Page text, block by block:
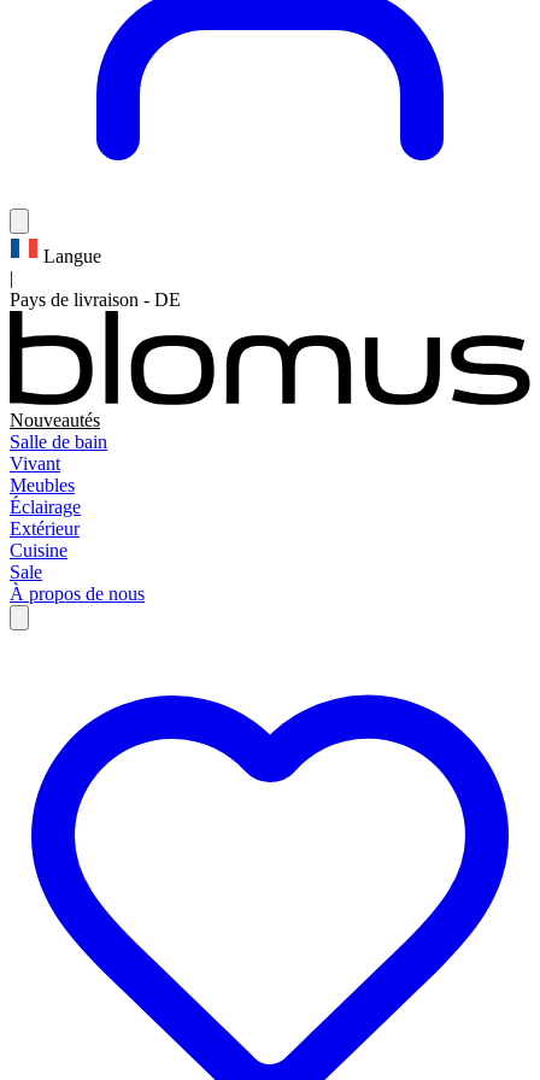
Langue
|
Pays de livraison - DE
Nouveautés
Salle de bain
Vivant
Meubles
Éclairage
Extérieur
Cuisine
Sale
À propos de nous